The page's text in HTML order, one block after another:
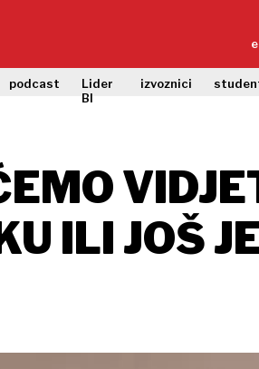
podcast
Lider
BI
izvoznici
ILI JOŠ